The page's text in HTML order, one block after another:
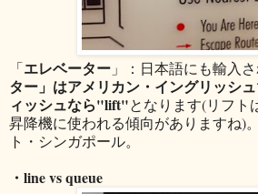
「エレベーター 」：日本語にも輸入
ター」はアメリカン・イングリッシュ
ィッシュなら"lift"となります(リフト
昇降機に使われる傾向がありますね)
ト・シンガポール。
・line vs queue